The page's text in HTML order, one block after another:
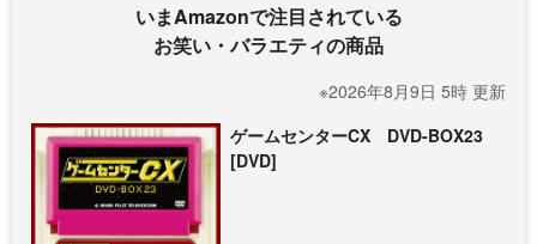
いまAmazonで注目されている
お笑い・バラエティの商品
※2026年8月9日 5時 更新
ゲームセンターCX DVD-BOX23
[DVD]